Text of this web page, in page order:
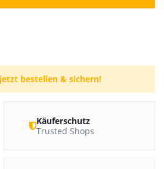
bestellen & sichern!
Käuferschutz
Trusted Shops